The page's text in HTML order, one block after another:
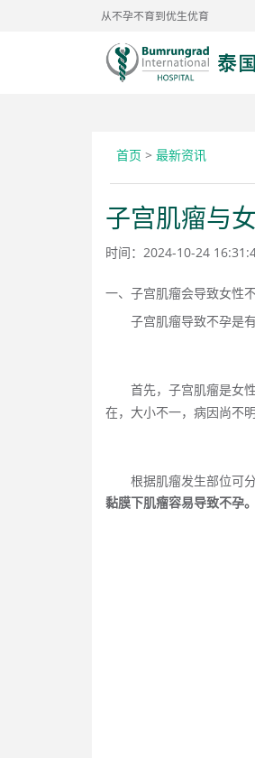
从不孕不育到优生优育
首页 > 最新资讯
子宫肌瘤与
时间：2024-10-24
一、子宫肌瘤会导致女性不
子宫肌瘤导致不孕是
首先，子宫肌瘤是女
在，大小不一，病因尚不
根据肌瘤发生部位可
黏膜下肌瘤容易导致不孕。